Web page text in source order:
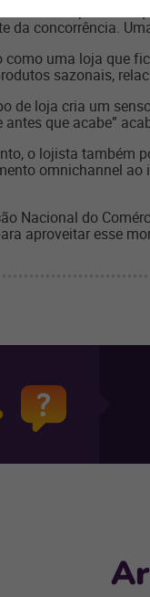
é uma época em
da concorrência.
como uma loja que
sazonais,
de loja cria um
antes que acabe”
o lojista também
omnichannel
Nacional do
aproveitar esse